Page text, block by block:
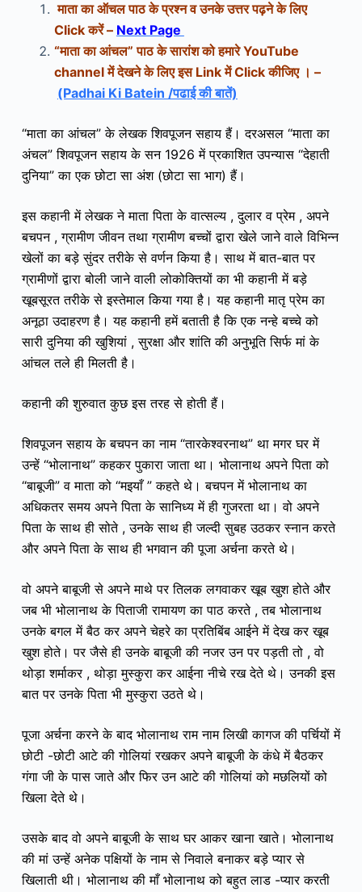
माता का ऑचल पाठ के प्रश्न व उनके उत्तर पढ़ने के लिए
Click करें – Next Page
“माता का आंचल” पाठ के सारांश कोहमारे YouTube
channel में देखने के लिए इस Link में Click कीजिए । –
(Padhai Ki Batein /पढाई की बातें)
“माता का आंचल” के लेखक शिवपूजन सहाय हैं। दरअसल “माता का
अंचल” शिवपूजन सहाय के सन 1926 में प्रकाशित उपन्यास “देहाती
दुनिया” का एक छोटा सा अंश (छोटा सा भाग) हैं।
इस कहानी में लेखक ने माता पिता के वात्सल्य , दुलार व प्रेम , अपने
बचपन , ग्रामीण जीवन तथा ग्रामीण बच्चों द्वारा खेले जाने वाले विभिन्न
खेलों का बड़े सुंदर तरीके से वर्णन किया है। साथ में बात-बात पर
ग्रामीणों द्वारा बोली जाने वाली लोकोक्तियों का भी कहानी में बड़े
खूबसूरत तरीके से इस्तेमाल किया गया है।यह कहानी मातृ प्रेम का
अनूठा उदाहरण है। यह कहानी हमें बताती है कि एक नन्हे बच्चे को
सारी दुनिया की खुशियां , सुरक्षा और शांति की अनुभूति सिर्फ मां के
आंचल तले ही मिलती है।
कहानी की शुरुवात कुछ इस तरह से होती हैं।
शिवपूजन सहाय के बचपन का नाम “तारकेश्वरनाथ” था मगर घर में
उन्हें “भोलानाथ” कहकर पुकारा जाता था। भोलानाथ अपने पिता को
“बाबूजी” व माता को “मइयाँ ” कहते थे। बचपन में भोलानाथ का
अधिकतर समय अपने पिता के सानिध्य में ही गुजरता था। वो अपने
पिता के साथ ही सोते , उनके साथ ही जल्दी सुबह उठकर स्नान करते
और अपने पिता के साथ ही भगवान की पूजा अर्चना करते थे।
वो अपने बाबूजी से अपने माथे पर तिलक लगवाकर खूब खुश होते और
जब भी भोलानाथ के पिताजी रामायण का पाठ करते , तब भोलानाथ
उनके बगल में बैठ कर अपने चेहरे का प्रतिबिंब आईने में देख कर खूब
खुश होते। पर जैसे ही उनके बाबूजी की नजर उन पर पड़ती तो , वो
थोड़ा शर्माकर , थोड़ा मुस्कुरा कर आईना नीचे रख देते थे। उनकी इस
बात पर उनके पिता भी मुस्कुरा उठते थे।
पूजा अर्चना करने के बाद भोलानाथ राम नाम लिखी कागज की पर्चियों में
छोटी -छोटी आटे की गोलियां रखकर अपने बाबूजी के कंधे में बैठकर
गंगा जी के पास जाते और फिर उन आटे की गोलियां को मछलियों को
खिला देते थे।
उसके बाद वो अपने बाबूजी के साथ घर आकर खाना खाते। भोलानाथ
की मां उन्हें अनेक पक्षियों के नाम से निवाले बनाकर बड़े प्यार से
खिलाती थी। भोलानाथ की माँ भोलानाथ को बहुत लाड -प्यार करती